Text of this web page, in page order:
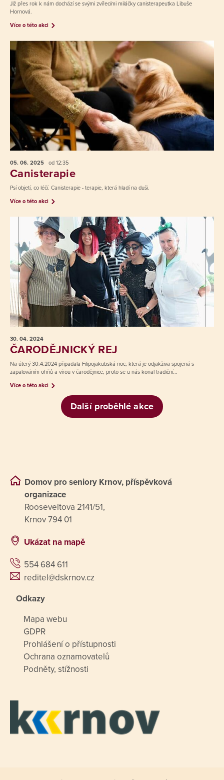
Již přes rok k nám dochází se svými zvířecími miláčky canisterapeutka Libuše
Hornová.
Více o této akci
05. 06. 2025 od 12:35
Canisterapie
Psí objetí, co léčí. Canisterapie - terapie, která hladí na duši.
Více o této akci
30. 04. 2024
ČARODĚJNICKÝ REJ
Na úterý 30.4.2024 připadala Filipojakubská noc, která je odjakživa spojená s
zapalováním ohňů a vírou v čarodějnice, proto se u nás konal tradiční...
Více o této akci
Další proběhlé akce
Domov pro seniory Krnov, příspěvková
organizace
Rooseveltova 2141/51,
Krnov 794 01
Ukázat na mapě
554 684 611
reditel@dskrnov.cz
Odkazy
Mapa webu
GDPR
Prohlášení o přístupnosti
Ochrana oznamovatelů
Podněty, stížnosti